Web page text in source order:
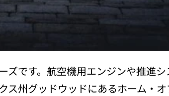
です。航空機用エンジンや推進
ス州グッドウッドにあるホーム・